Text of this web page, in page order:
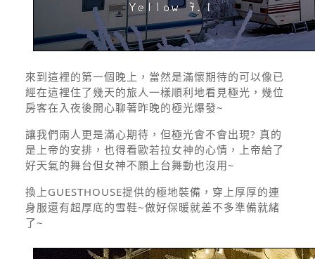
來到這裡的第一個晚上，當然是滿懷期待的可以像已
經在這裡住了幾天的旅人一樣順利地看見極光，幾位
房客在入夜後開心聊著昨晚的極光爆發~
讓我們兩人更是滿心期待，但極光會不會出現? 真的
是上帝的安排，也得看歐若拉女神的心情，上帝給了
好天氣的舞台但女神不願上台舞動也沒用~
換上GUESTHOUSE提供的極地裝備，穿上厚厚的連
身服還有超厚底的雪鞋~做好保暖就差不多準備就緒
了~